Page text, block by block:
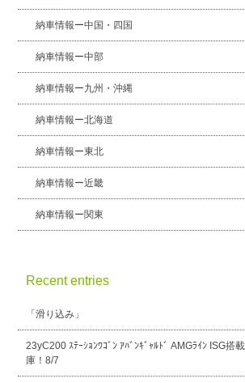
納車情報ー中国・四国
納車情報ー中部
納車情報ー九州・沖縄
納車情報ー北海道
納車情報ー東北
納車情報ー近畿
納車情報ー関東
Recent entries
「滑り込み」
23yC200 ｽﾃｰｼｮﾝﾜｺﾞﾝ ｱﾊﾞﾝｷﾞｬﾙﾄﾞ AMGﾗｲﾝ ISG
庫！8/7